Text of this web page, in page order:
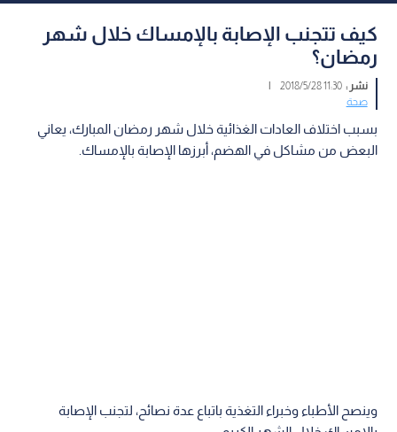
كيف تتجنب الإصابة بالإمساك خلال شهر
رمضان؟
نشر :11:30 2018/5/28
|
صحة
بسبب اختلاف العادات الغذائية خلال شهر رمضان المبارك، يعاني
البعض من مشاكل في الهضم، أبرزها الإصابة بالإمساك.
وينصح الأطباء وخبراء التغذية باتباع عدة نصائح، لتجنب الإصابة